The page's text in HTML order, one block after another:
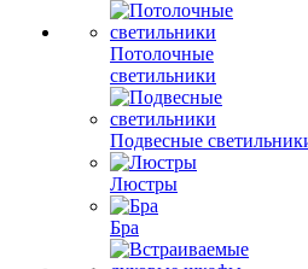
Потолочные
светильники
Подвесные
Люстры
Бра